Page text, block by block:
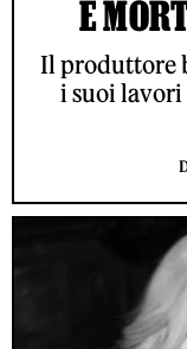
È
Il produttore
i suoi